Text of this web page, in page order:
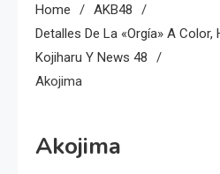
Home
AKB48
Detalles De La «Orgía» A Color,
Kojiharu Y News 48
Akojima
Akojima